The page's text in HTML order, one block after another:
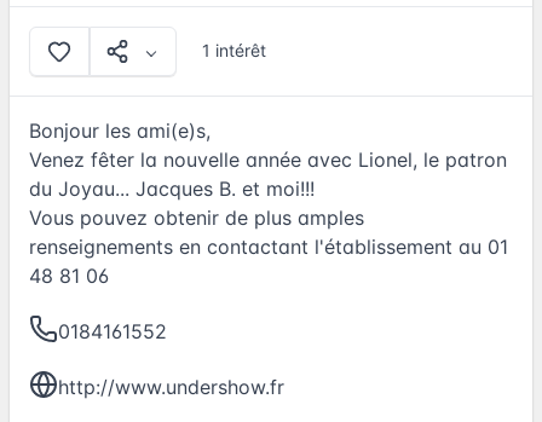
1 intérêt
Bonjour les ami(e)s,
Venez fêter la nouvelle année avec Lionel, le patron
du Joyau... Jacques B. et moi!!!
Vous pouvez obtenir de plus amples
renseignements en contactant l'établissement au 01
48 81 06
0184161552
http://www.undershow.fr